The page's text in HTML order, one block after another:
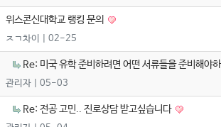
위스콘신대학교 랭킹 문의
ㅈㄱ차이 | 02-25
Re: 미국 유학 준비하려면 어떤 서류들을 준비해야
관리자 | 05-03
Re: 전공 고민.. 진로상담 받고싶습니다